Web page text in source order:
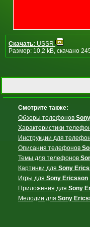
Скачать: USSR
Размер: 10,2 kB, скачано
Смотрите также:
Обзоры телефонов
Характеристики
Инструкции для
Описания телефонов
Темы для телефонов
Картинки для Sony
Игры для Sony Ericsson
Приложения для Sony
Мелодии для Sony